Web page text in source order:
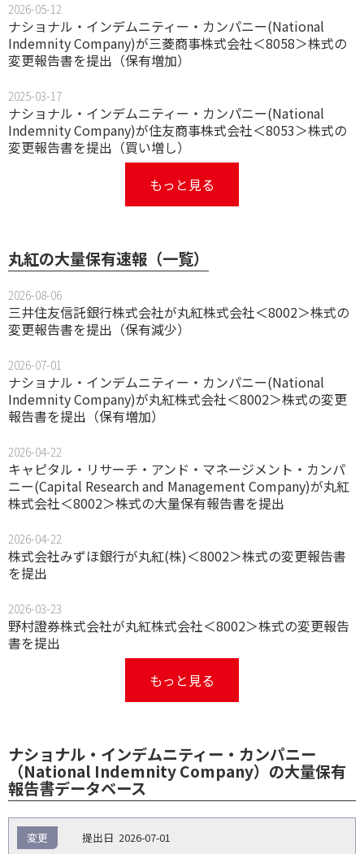
2026-05-12
ナショナル・インデムニティー・カンパニー(National
Indemnity Company)が三菱商事株式会社＜8058＞株式の
変更報告書を提出（保有増加）
2025-03-17
ナショナル・インデムニティー・カンパニー(National
Indemnity Company)が住友商事株式会社＜8053＞株式の
変更報告書を提出（買い増し）
もっと見る
丸紅の大量保有速報（一覧）
2026-08-06
三井住友信託銀行株式会社が丸紅株式会社＜8002＞株式の
変更報告書を提出（保有減少）
2026-07-01
ナショナル・インデムニティー・カンパニー(National
Indemnity Company)が丸紅株式会社＜8002＞株式の変更
報告書を提出（保有増加）
2026-04-22
キャピタル・リサーチ・アンド・マネージメント・カンパ
ニー(Capital Research and Management Company)が丸紅
株式会社＜8002＞株式の大量保有報告書を提出
2026-04-22
株式会社みずほ銀行が丸紅(株)＜8002＞株式の変更報告書
を提出
2026-03-23
野村證券株式会社が丸紅株式会社＜8002＞株式の変更報告
書を提出
もっと見る
ナショナル・インデムニティー・カンパニー
（National Indemnity Company）の大量保有
報告書データベース
告
2026-07-01
変更